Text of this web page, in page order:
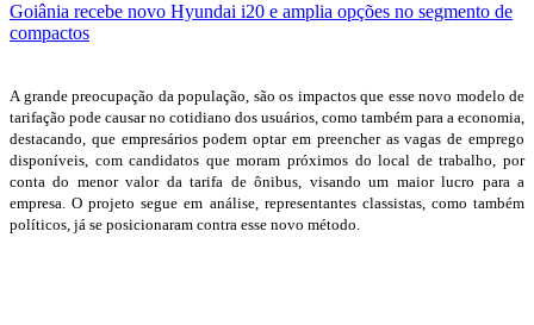
Goiânia recebe novo Hyundai i20 e amplia opções no segmento de
compactos
A grande preocupação da população, são os impactos que esse novo modelo de
tarifação pode causar no cotidiano dos usuários, como também para a economia,
destacando, que empresários podem optar em preencher as vagas de emprego
disponíveis, com candidatos que moram próximos do local de trabalho, por
conta do menor valor da tarifa de ônibus, visando um maior lucro para a
empresa. O projeto segue em análise, representantes classistas, como também
políticos, já se posicionaram contra esse novo método.